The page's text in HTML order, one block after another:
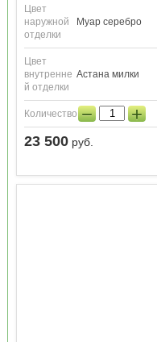
Цвет
наружной
отделки
Муар серебро
Цвет
внутренне
й отделки
Астана милки
Количество:− +
23 500 руб.